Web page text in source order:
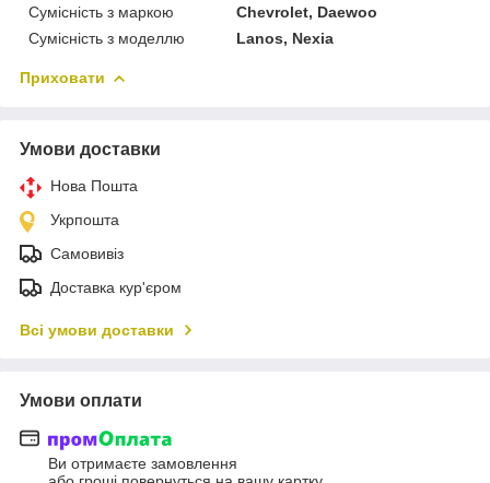
Сумісність з маркою
Chevrolet, Daewoo
Сумісність з моделлю
Lanos, Nexia
Приховати
Умови доставки
Нова Пошта
Укрпошта
Самовивіз
Доставка кур'єром
Всі умови доставки
Умови оплати
Ви отримаєте замовлення